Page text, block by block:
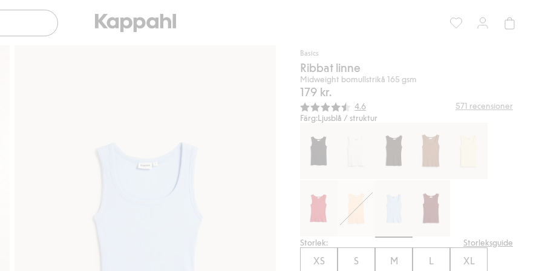
Basics
Ribbat linne
Midweight bomullstrikå 165 gsm
179 kr.
Snittbetyg:
4.6 571 recensioner
Färg:Ljusblå / struktur
Storlek: Storleksguide
XS S M L XL